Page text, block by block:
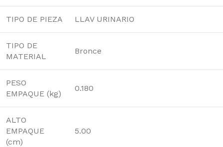
TIPO DE PIEZA LLAV URINARIO
TIPO DE
MATERIAL
Bronce
PESO
EMPAQUE (kg)
0.180
ALTO
EMPAQUE
(cm)
5.00